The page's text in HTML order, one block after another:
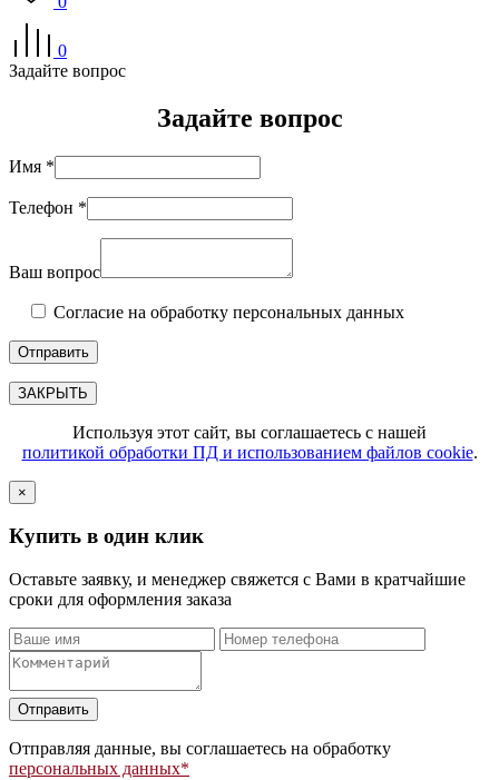
0
Задайте вопрос
Задайте вопрос
Имя *
Телефон *
Ваш вопрос
Согласие на обработку персональных данных
ЗАКРЫТЬ
Используя этот сайт, вы соглашаетесь с нашей
политикой обработки ПД и использованием файлов cookie.
×
Купить в один клик
Оставьте заявку, и менеджер свяжется с Вами в кратчайшие
сроки для оформления заказа
Оставьте
это
поле
пустым.
Отправляя данные, вы соглашаетесь на обработку
персональных данных*